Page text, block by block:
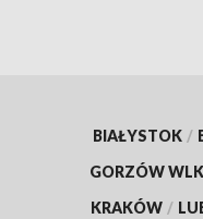
BIAŁYSTOK /
GORZÓW
KRAKÓW /